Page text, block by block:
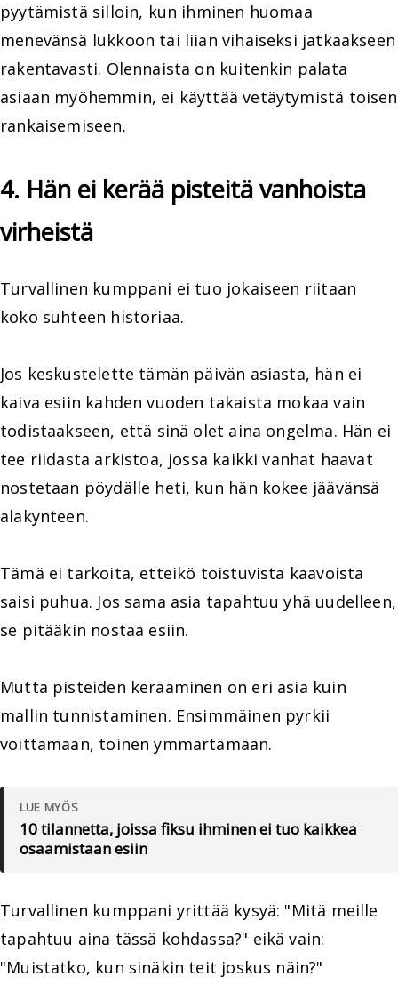
pyytämistä silloin, kun ihminen huomaa
menevänsä lukkoon tai liian vihaiseksi jatkaakseen
rakentavasti. Olennaista on kuitenkin palata
asiaan myöhemmin, ei käyttää vetäytymistä toisen
rankaisemiseen.
4. Hän ei kerää pisteitä vanhoista
virheistä
Turvallinen kumppani ei tuo jokaiseen riitaan
koko suhteen historiaa.
Jos keskustelette tämän päivän asiasta, hän ei
kaiva esiin kahden vuoden takaista mokaa vain
todistaakseen, että sinä olet aina ongelma. Hän ei
tee riidasta arkistoa, jossa kaikki vanhat haavat
nostetaan pöydälle heti, kun hän kokee jäävänsä
alakynteen.
Tämä ei tarkoita, etteikö toistuvista kaavoista
saisi puhua. Jos sama asia tapahtuu yhä uudelleen,
se pitääkin nostaa esiin.
Mutta pisteiden kerääminen on eri asia kuin
mallin tunnistaminen. Ensimmäinen pyrkii
voittamaan, toinen ymmärtämään.
LUE MYÖS
10 tilannetta, joissa fiksu ihminen ei tuo kaikkea
osaamistaan esiin
Turvallinen kumppani yrittää kysyä: "Mitä meille
tapahtuu aina tässä kohdassa?" eikä vain:
"Muistatko, kun sinäkin teit joskus näin?"